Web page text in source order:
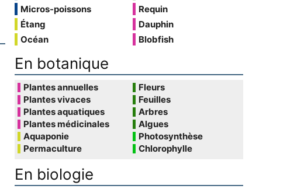
Micros-poissons
Étang
Océan
Requin
Dauphin
Blobfish
En botanique
Plantes annuelles
Plantes vivaces
Plantes aquatiques
Plantes médicinales
Aquaponie
Permaculture
Fleurs
Feuilles
Arbres
Algues
Photosynthèse
Chlorophylle
En biologie